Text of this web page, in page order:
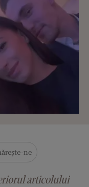
ne
articolului